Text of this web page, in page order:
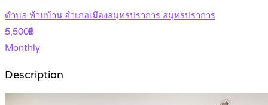
ตำบล ท้ายบ้าน อำเภอเมืองสมุทรปราการ สมุทรปราการ
5,500฿
Monthly
Description